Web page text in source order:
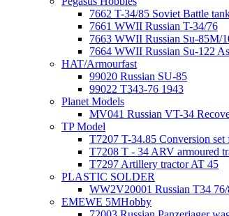
7662 T-34/85 Soviet Battle
7661 WWII Russian T-34/76
7663 WWII Russian Su-85M/
7664 WWII Russian Su-122
HAT/Armourfast
99020 Russian SU-85
99022 T343-76 1943
Planet Models
MV041 Russian VT-34
TP Model
T7207 T-34.85 Conversion
T7208 T - 34 ARV armoured
T7297 Artillery tractor AT 45
PLASTIC SOLDER
WW2V20001 Russian T34
EMEWE 5MHobby